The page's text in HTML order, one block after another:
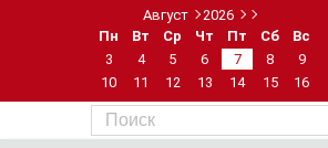
Август
2026
Пн
Вт Ср Чт Пт Сб
Вс
3
4 5 6 7 8
9
10
11 12 13 14 15 16